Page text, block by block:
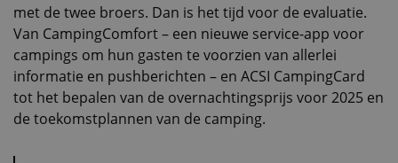
met de twee broers. Dan is het tijd voor de evaluatie.
Van CampingComfort – een nieuwe service-app voor
campings om hun gasten te voorzien van allerlei
informatie en pushberichten – en ACSI CampingCard
tot het bepalen van de overnachtingsprijs voor 2025 en
de toekomstplannen van de camping.